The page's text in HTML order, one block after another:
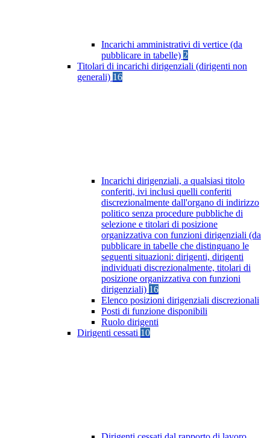
Incarichi amministrativi di vertice (da
pubblicare in tabelle) 2
Titolari di incarichi dirigenziali (dirigenti non
generali) 16
Incarichi dirigenziali, a qualsiasi titolo
conferiti, ivi inclusi quelli conferiti
discrezionalmente dall'organo di indirizzo
politico senza procedure pubbliche di
selezione e titolari di posizione
organizzativa con funzioni dirigenziali (da
pubblicare in tabelle che distinguano le
seguenti situazioni: dirigenti, dirigenti
individuati discrezionalmente, titolari di
posizione organizzativa con funzioni
dirigenziali) 16
Elenco posizioni dirigenziali discrezionali
Posti di funzione disponibili
Ruolo dirigenti
Dirigenti cessati 10